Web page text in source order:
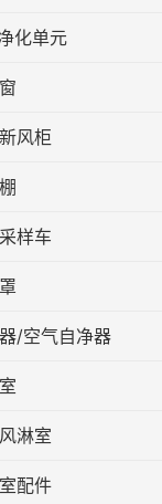
化单元
风柜
样车
/空气自净器
淋室
配件